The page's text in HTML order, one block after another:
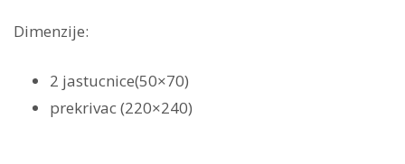
Dimenzije:
2 jastucnice(50×70)
prekrivac (220×240)